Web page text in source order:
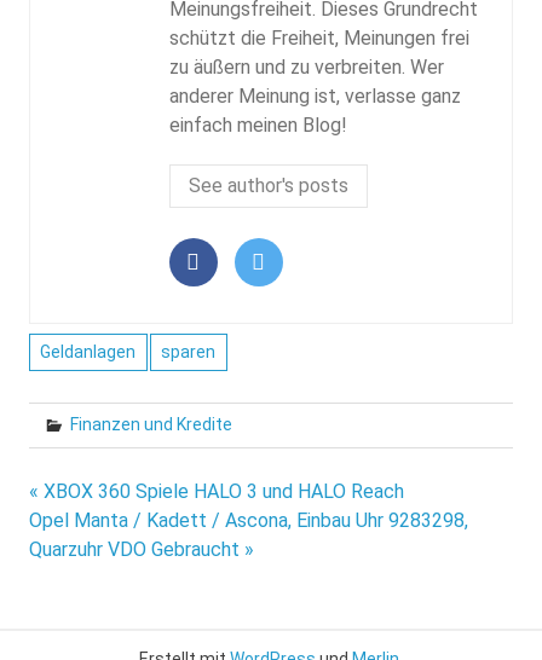
Meinungsfreiheit. Dieses Grundrecht
schützt die Freiheit, Meinungen frei
zu äußern und zu verbreiten. Wer
anderer Meinung ist, verlasse ganz
einfach meinen Blog!
See author's posts
Geldanlagen sparen
Finanzen und Kredite
Beitragsnavigation
« XBOX 360 Spiele HALO 3 und HALO Reach
Opel Manta / Kadett / Ascona, Einbau Uhr 9283298,
Quarzuhr VDO Gebraucht »